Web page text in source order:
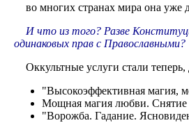
во многих странах мира она уже
И что из того? Разве
одинаковых прав с Православными?
Оккультные услуги стали
"Высокоэффективная магия,
Мощная магия любви. Снятие
"Ворожба. Гадание.